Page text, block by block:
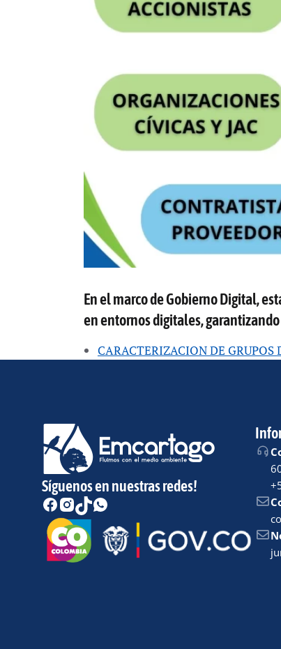
En el marco de Gobierno Digital,
en entornos digitales,
CARACTERIZACION DE GRUPOS
Síguenos en nuestras redes!